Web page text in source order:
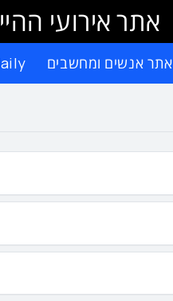
אתר אירועי
אתר אנשים ומחשבים